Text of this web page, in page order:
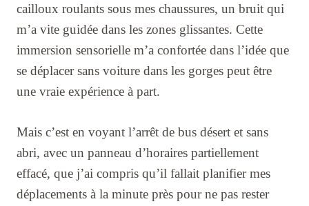
cailloux roulants sous mes chaussures, un bruit qui
m’a vite guidée dans les zones glissantes. Cette
immersion sensorielle m’a confortée dans l’idée que
se déplacer sans voiture dans les gorges peut être
une vraie expérience à part.
Mais c’est en voyant l’arrêt de bus désert et sans
abri, avec un panneau d’horaires partiellement
effacé, que j’ai compris qu’il fallait planifier mes
déplacements à la minute près pour ne pas rester